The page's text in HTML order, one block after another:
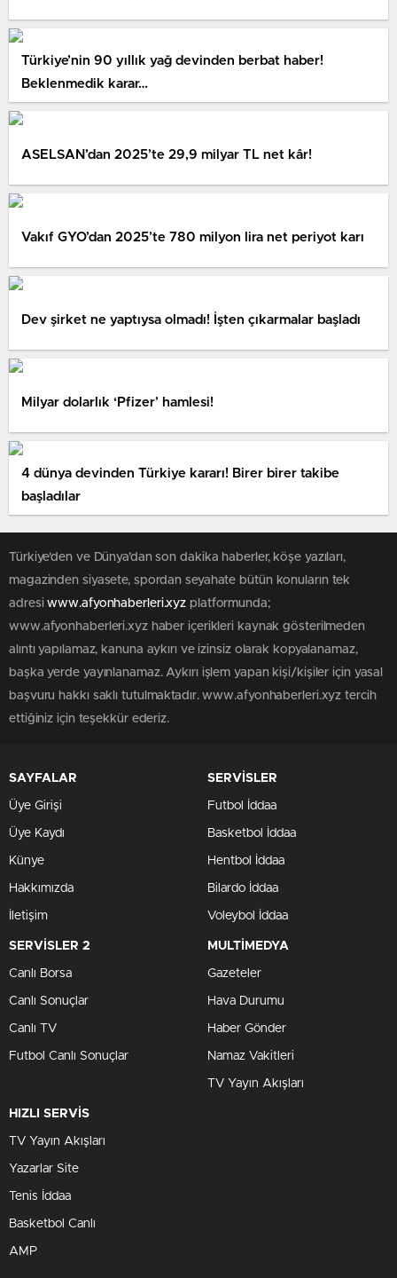
Türkiye’nin 90 yıllık yağ devinden berbat haber!
Beklenmedik karar…
ASELSAN’dan 2025’te 29,9 milyar TL net kâr!
Vakıf GYO’dan 2025’te 780 milyon lira net periyot karı
Dev şirket ne yaptıysa olmadı! İşten çıkarmalar başladı
Milyar dolarlık ‘Pfizer’ hamlesi!
4 dünya devinden Türkiye kararı! Birer birer takibe
başladılar
Türkiye'den ve Dünya’dan son dakika haberler, köşe yazıları,
magazinden siyasete, spordan seyahate bütün konuların tek
adresiwww.afyonhaberleri.xyz platformunda;
www.afyonhaberleri.xyz haber içerikleri kaynak gösterilmeden
alıntı yapılamaz, kanuna aykırı ve izinsiz olarak kopyalanamaz,
başka yerde yayınlanamaz. Aykırı işlem yapan kişi/kişiler için yasal
başvuru hakkı saklı tutulmaktadır. www.afyonhaberleri.xyz tercih
ettiğiniz için teşekkür ederiz.
SAYFALAR
Üye Girişi
Üye Kaydı
Künye
Hakkımızda
İletişim
SERVİSLER
Futbol İddaa
Basketbol İddaa
Hentbol İddaa
Bilardo İddaa
Voleybol İddaa
SERVİSLER 2
Canlı Borsa
Canlı Sonuçlar
Canlı TV
Futbol Canlı Sonuçlar
MULTİMEDYA
Gazeteler
Hava Durumu
Haber Gönder
Namaz Vakitleri
TV Yayın Akışları
HIZLI SERVİS
TV Yayın Akışları
Yazarlar Site
Tenis İddaa
Basketbol Canlı
AMP